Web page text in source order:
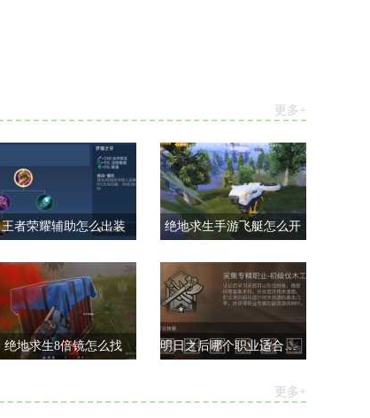
更多+
王者荣耀辅助怎么出装 绝地求生手游飞艇怎么开
绝地求生8倍镜怎么找 明日之后哪个职业适合休闲玩家
更多+